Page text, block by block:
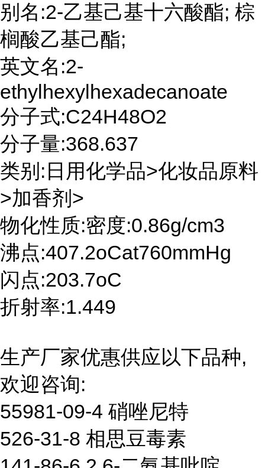
别名:2-乙基己基十六酸酯; 棕
榈酸乙基己酯;
英文名:2-
ethylhexylhexadecanoate
分子式:C24H48O2
分子量:368.637
类别:日用化学品>化妆品原料
>加香剂>
物化性质:密度:0.86g/cm3
沸点:407.2oCat760mmHg
闪点:203.7oC
折射率:1.449
生产厂家优惠供应以下品种,
欢迎咨询:
55981-09-4 硝唑尼特
526-31-8 相思豆毒素